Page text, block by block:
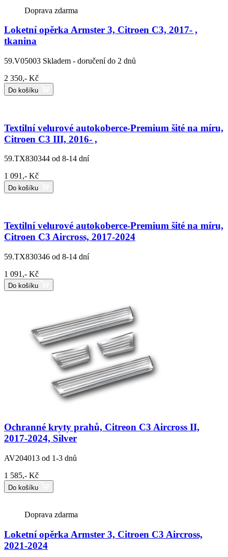
Doprava zdarma
Loketní opěrka Armster 3, Citroen C3, 2017- ,
tkanina
59.V05003 Skladem - doručení do 2 dnů
2 350,- Kč
Do košíku
Textilní velurové autokoberce-Premium šité na míru,
Citroen C3 III, 2016- ,
59.TX830344 od 8-14 dní
1 091,- Kč
Do košíku
Textilní velurové autokoberce-Premium šité na míru,
Citroen C3 Aircross, 2017-2024
59.TX830346 od 8-14 dní
1 091,- Kč
Do košíku
Ochranné kryty prahů, Citreon C3 Aircross II,
2017-2024, Silver
AV204013 od 1-3 dnů
1 585,- Kč
Do košíku
Doprava zdarma
Loketní opěrka Armster 3, Citroen C3 Aircross,
2021-2024